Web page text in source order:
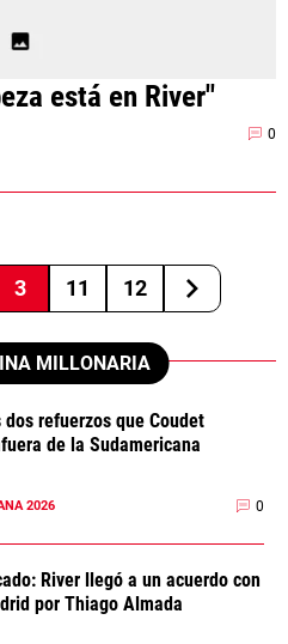
está en River"
0
3 11 12
MILLONARIA
refuerzos que Coudet
de la Sudamericana
2026 0
River llegó a un acuerdo con
por Thiago Almada